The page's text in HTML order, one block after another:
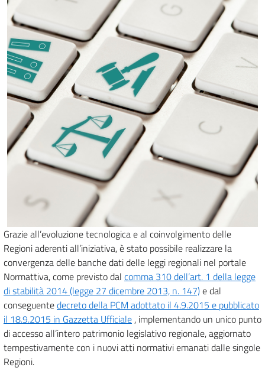
Grazie all’evoluzione tecnologica e al coinvolgimento delle
Regioni aderenti all’iniziativa, è stato possibile realizzare la
convergenza delle banche dati delle leggi regionali nel portale
Normattiva, come previsto dal comma 310 dell’art. 1 della legge
di stabilità 2014 (legge 27 dicembre 2013, n. 147)e dal
conseguentedecreto della PCM adottato il 4.9.2015 e pubblicato
il 18.9.2015 in Gazzetta Ufficiale , implementando un unico punto
di accesso all’intero patrimonio legislativo regionale, aggiornato
tempestivamente con i nuovi atti normativi emanati dalle singole
Regioni.